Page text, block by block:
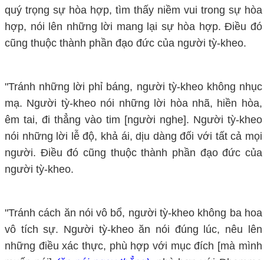
quý trọng sự hòa hợp, tìm thấy niềm vui trong sự hòa
hợp, nói lên những lời mang lại sự hòa hợp. Điều đó
cũng thuộc thành phần đạo đức của người tỳ-kheo.
"Tránh những lời phỉ báng, người tỳ-kheo không nhục
mạ. Người tỳ-kheo nói những lời hòa nhã, hiền hòa,
êm tai, đi thẳng vào tim [người nghe]. Người tỳ-kheo
nói những lời lễ độ, khả ái, dịu dàng đối với tất cả mọi
người. Điều đó cũng thuộc thành phần đạo đức của
người tỳ-kheo.
"Tránh cách ăn nói vô bổ, người tỳ-kheo không ba hoa
vô tích sự. Người tỳ-kheo ăn nói đúng lúc, nêu lên
những điều xác thực, phù hợp với mục đích [mà mình